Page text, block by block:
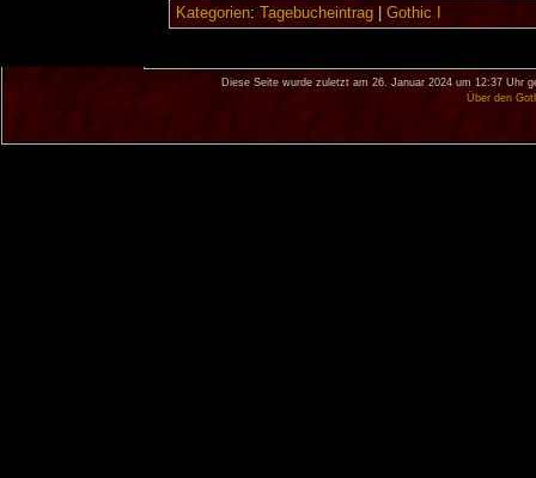
Kategorien: Tagebucheintrag| Gothic I
Diese Seite wurde zuletzt am 26. Januar 2024 um 12:37 Uhr
Über den